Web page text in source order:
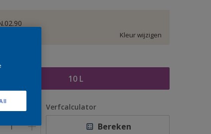
Kleur wijzigen
10 L
Verfcalculator
Bereken